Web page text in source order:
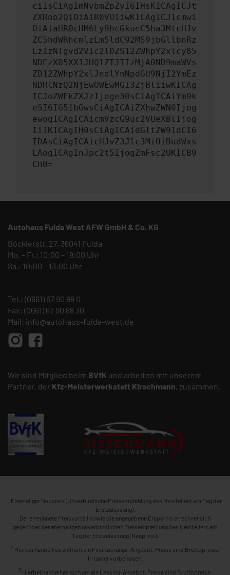
ciIsCiAgImNvbmZpZyI6IHsKICAgICJt
ZXRob2QiOiAiR0VUIiwKICAgICJ1cmwi
OiAiaHR0cHM6Ly9hcGkueC5ha3MtcHJv
ZC5hdWRhcmlzLm5ldC92MS9jbGllbnRz
LzIzNTgvd2Vic2l0ZS12ZWhpY2xlcy85
NDEzX05XX1JHQlZTJTIzMjA0ND9maWVs
ZD12ZWhpY2xlJndlYnNpdGU9NjI2YmEz
NDRlNzQ2NjEwOWEwMGI3ZjBlIiwKICAg
ICJoZWFkZXJzIjoge30sCiAgICAiYm9k
eSI6IG51bGwsCiAgICAiZXhwZWN0Ijog
ewogICAgICAicmVzcG9uc2VUeXBlIjog
IiIKICAgIH0sCiAgICAidGltZW91dCI6
IDAsCiAgICAicHJvZ3Jlc3MiOiBudWxs
LAogICAgInJpc2t5IjogZmFsc2UKICB9
Cn0=
Autohaus Fulda West AFW GmbH & Co. KG
Böcklerstr. 27, 36041 Fulda
Mo. – Fr.: 10:00 – 18:00 Uhr
Sa.: 10:00 – 13:00 Uhr
Tel.: (0661) 67 90 88 0
Fax: (0661) 67 90 88 30
Mail: info@autohaus-fulda-west.de
Wir sind Mitglied beim BVfK und arbeiten mit unserem
Partner, der Kfz-Meisterwerkstatt Kirschmann, zusammen.
1 Ehemaliger Neupreis (Unverbindliche Preisempfehlung des Herstellers am Tag der
Erstzulassung).
Der errechnete Preisvorteil sowie die angegebene Ersparnis errechnet sich
gegenüber der ehemaligen unverbindlichen Preisempfehlung des Herstellers am
Tag der Erstzulassung (Neupreis).
2 Hierbei handelt es sich um ein Finanzierungs-Angebot. Preise sind Bruttopreise.
Irrtümer vorbehalten.
3 Hierbei handelt es sich um ein Leasing-Angebot. Preise sind Bruttopreise.